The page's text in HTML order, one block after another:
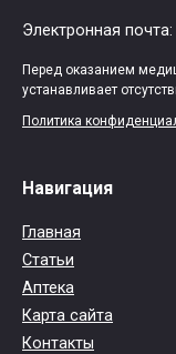
Электронная
Перед оказанием
устанавливает
Политика
Навигация
Главная
Статьи
Аптека
Карта сайта
Контакты